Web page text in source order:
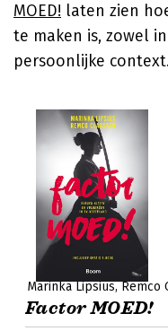
MOED! laten zien
te maken is, zowel
persoonlijke context.
Marinka Lipsius Remco
Factor MOED!